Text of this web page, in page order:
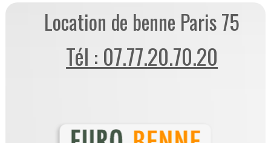
Location de benne Paris 75
Tél : 07.77.20.70.20